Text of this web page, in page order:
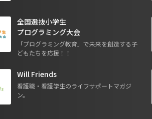
全国選抜小学生
プログラミング大会
「プログラミング教育」で未来を創造する子
どもたちを応援！！
Will Friends
看護職・看護学生のライフサポートマガジ
ン。